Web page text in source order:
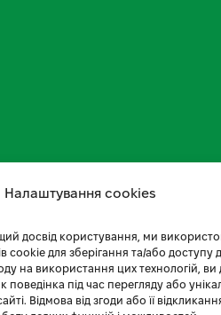
Налаштування cookies
досвід користування, ми
cookie для зберігання та/або доступу
на використання цих технологій, ви
поведінка під час перегляду або
Відмова від згоди або її